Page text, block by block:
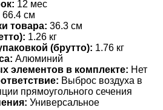
12 мес
66.4 см
товара: 36.3 см
1.26 кг
(брутто): 1.76 кг
Алюминий
элементов в комплекте: Нет
Выброс воздуха в
прямоугольного сечения
Универсальное